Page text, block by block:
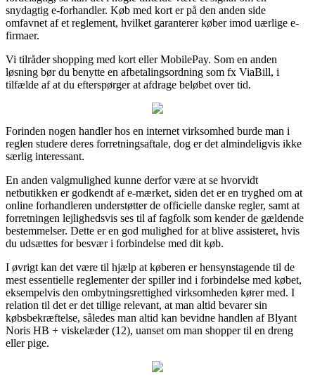
snydagtig e-forhandler. Køb med kort er på den anden side
omfavnet af et reglement, hvilket garanterer køber imod uærlige e-
firmaer.
Vi tilråder shopping med kort eller MobilePay. Som en anden
løsning bør du benytte en afbetalingsordning som fx ViaBill, i
tilfælde af at du efterspørger at afdrage beløbet over tid.
Forinden nogen handler hos en internet virksomhed burde man i
reglen studere deres forretningsaftale, dog er det almindeligvis ikke
særlig interessant.
En anden valgmulighed kunne derfor være at se hvorvidt
netbutikken er godkendt af e-mærket, siden det er en tryghed om at
online forhandleren understøtter de officielle danske regler, samt at
forretningen lejlighedsvis ses til af fagfolk som kender de gældende
bestemmelser. Dette er en god mulighed for at blive assisteret, hvis
du udsættes for besvær i forbindelse med dit køb.
I øvrigt kan det være til hjælp at køberen er hensynstagende til de
mest essentielle reglementer der spiller ind i forbindelse med købet,
eksempelvis den ombytningsrettighed virksomheden kører med. I
relation til det er det tillige relevant, at man altid bevarer sin
købsbekræftelse, således man altid kan bevidne handlen af Blyant
Noris HB + viskelæder (12), uanset om man shopper til en dreng
eller pige.